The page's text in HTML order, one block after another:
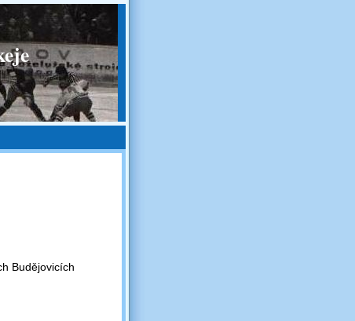
Budějovicích